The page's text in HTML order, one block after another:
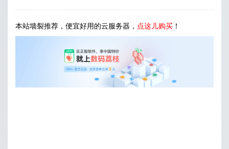
本站墙裂推荐，便宜好用的云服务器， 点这儿购买 ！